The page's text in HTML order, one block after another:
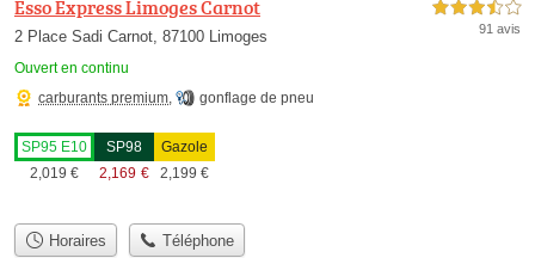
Esso Express Limoges Carnot
2 Place Sadi Carnot, 87100 Limoges
Ouvert en continu
3,5 étoiles sur 5
91 avis
carburants premium gonflage de pneu
SP95 E10
2,019 €
SP98
2,169 €
Gazole
2,199 €
Horaires Téléphone